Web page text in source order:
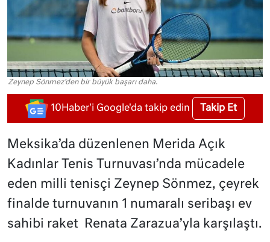
Zeynep Sönmez'den bir büyük başarı daha.
10Haber'i Google'da takip edin Takip Et
Meksika’da düzenlenen Merida Açık
Kadınlar Tenis Turnuvası’nda mücadele
eden milli tenisçi Zeynep Sönmez, çeyrek
finalde turnuvanın 1 numaralı seribaşı ev
sahibi raket Renata Zarazua’yla karşılaştı.